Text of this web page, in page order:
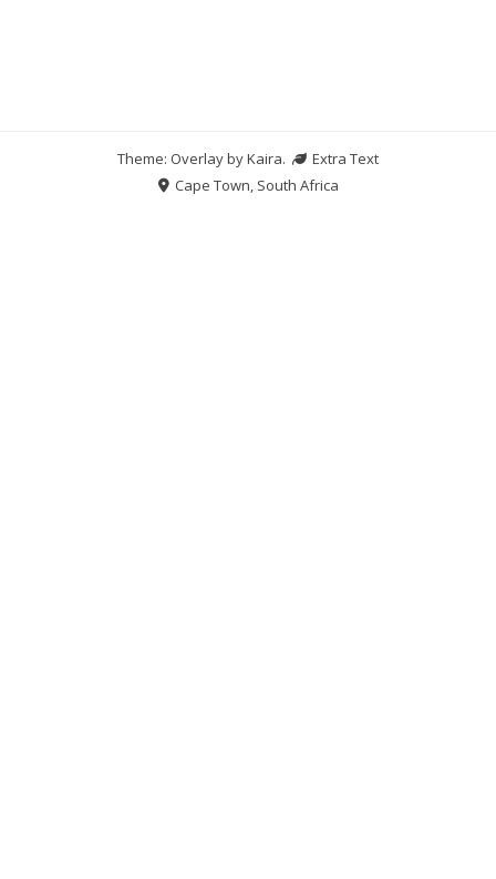
Theme: Overlay byKaira.
Extra Text
Cape Town, South Africa